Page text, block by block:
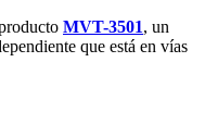
MVT-3501, un
que está en vías